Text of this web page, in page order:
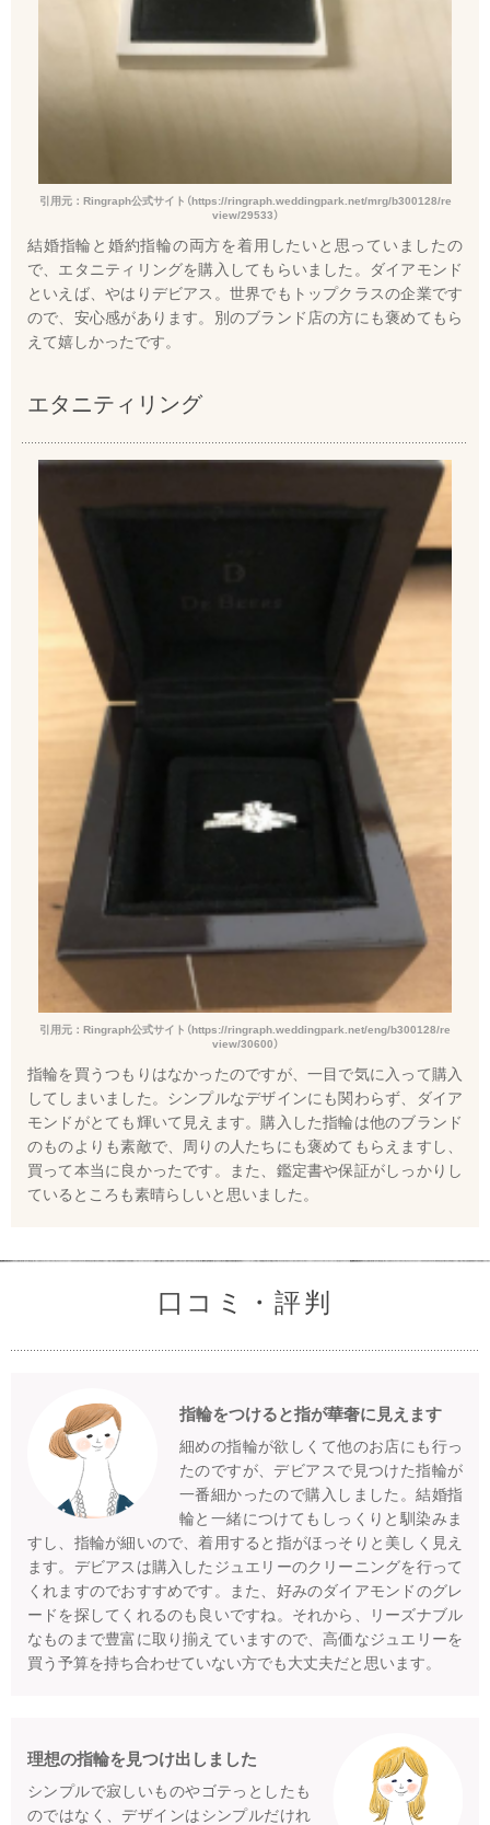
引用元：Ringraph公式サイト（https://ringraph.weddingpark.net/mrg/b300128/re
view/29533）
結婚指輪と婚約指輪の両方を着用したいと思っていましたの
で、エタニティリングを購入してもらいました。ダイアモンド
といえば、やはりデビアス。世界でもトップクラスの企業です
ので、安心感があります。別のブランド店の方にも褒めてもら
えて嬉しかったです。
エタニティリング
引用元：Ringraph公式サイト（https://ringraph.weddingpark.net/eng/b300128/re
view/30600）
指輪を買うつもりはなかったのですが、一目で気に入って購入
してしまいました。シンプルなデザインにも関わらず、ダイア
モンドがとても輝いて見えます。購入した指輪は他のブランド
のものよりも素敵で、周りの人たちにも褒めてもらえますし、
買って本当に良かったです。また、鑑定書や保証がしっかりし
ているところも素晴らしいと思いました。
口コミ・評判
指輪をつけると指が華奢に見えます
細めの指輪が欲しくて他のお店にも行っ
たのですが、デビアスで見つけた指輪が
一番細かったので購入しました。結婚指
輪と一緒につけてもしっくりと馴染みま
すし、指輪が細いので、着用すると指がほっそりと美しく見え
ます。デビアスは購入したジュエリーのクリーニングを行って
くれますのでおすすめです。また、好みのダイアモンドのグレ
ードを探してくれるのも良いですね。それから、リーズナブル
なものまで豊富に取り揃えていますので、高価なジュエリーを
買う予算を持ち合わせていない方でも大丈夫だと思います。
理想の指輪を見つけ出しました
シンプルで寂しいものやゴテっとしたも
のではなく、デザインはシンプルだけれ